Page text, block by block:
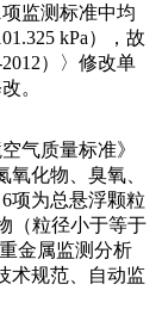
监测标准中均
kPa），故
）〉修改单
。
气质量标准》
化物、臭氧、
项为总悬浮颗粒
（粒径小于等于
金属监测分析
术规范、自动监